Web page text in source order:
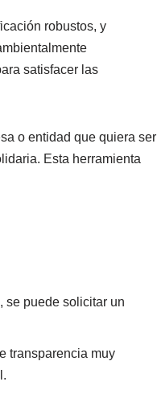
robustos, y
satisfacer las
o entidad que quiera ser
Esta herramienta
se puede solicitar un
transparencia muy